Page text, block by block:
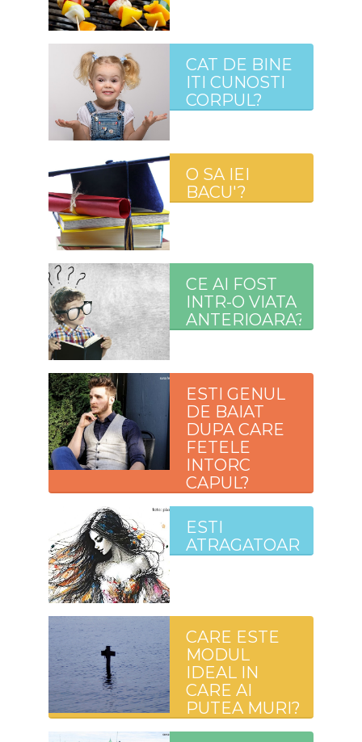
CAT DE BINE
ITI CUNOSTI
CORPUL?
O SA IEI
BACU'?
CE AI FOST
INTR-O VIATA
ANTERIOARA?
ESTI GENUL
DE BAIAT
DUPA CARE
FETELE
INTORC
CAPUL?
ESTI
ATRAGATOARE?
CARE ESTE
MODUL
IDEAL IN
CARE AI
PUTEA MURI?